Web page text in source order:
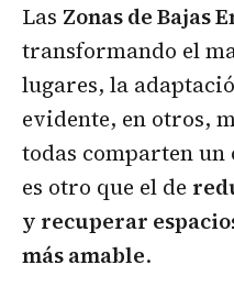
Las Zonas de Bajas
transformando el
lugares, la
evidente, en otros,
todas comparten un
es otro que el de
y recuperar
más amable.